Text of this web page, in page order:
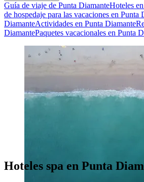
Guía de viaje de Punta DiamanteHoteles
de hospedaje para las vacaciones en Punta
DiamanteActividades en Punta Diamante
DiamantePaquetes vacacionales en Punta
Hoteles spa en Punta